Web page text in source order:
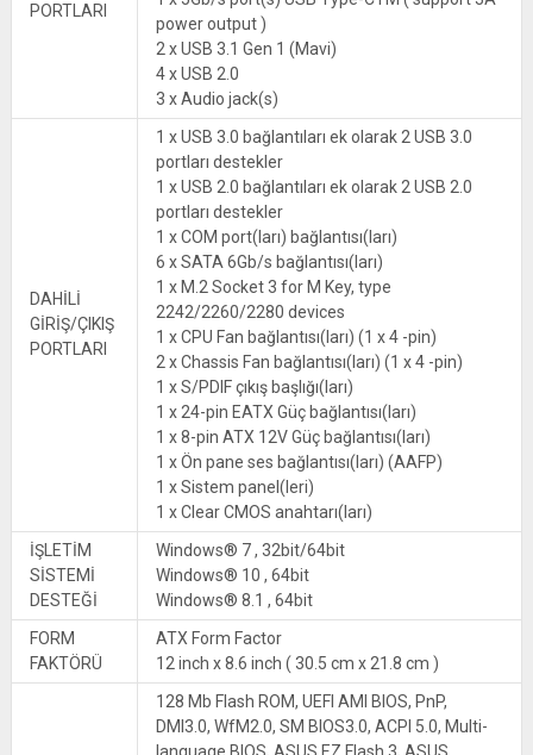
PORTLARI
power output )
2 x USB 3.1 Gen 1 (Mavi)
4 x USB 2.0
3 x Audio jack(s)
DAHİLİ
GİRİŞ/ÇIKIŞ
PORTLARI
1 x USB 3.0 bağlantıları ek olarak 2 USB 3.0
portları destekler
1 x USB 2.0 bağlantıları ek olarak 2 USB 2.0
portları destekler
1 x COM port(ları) bağlantısı(ları)
6 x SATA 6Gb/s bağlantısı(ları)
1 x M.2 Socket 3 for M Key, type
2242/2260/2280 devices
1 x CPU Fan bağlantısı(ları) (1 x 4 -pin)
2 x Chassis Fan bağlantısı(ları) (1 x 4 -pin)
1 x S/PDIF çıkış başlığı(ları)
1 x 24-pin EATX Güç bağlantısı(ları)
1 x 8-pin ATX 12V Güç bağlantısı(ları)
1 x Ön pane ses bağlantısı(ları) (AAFP)
1 x Sistem panel(leri)
1 x Clear CMOS anahtarı(ları)
İŞLETİM
SİSTEMİ
DESTEĞİ
Windows® 7 , 32bit/64bit
Windows® 10 , 64bit
Windows® 8.1 , 64bit
FORM
FAKTÖRÜ
ATX Form Factor
12 inch x 8.6 inch ( 30.5 cm x 21.8 cm )
128 Mb Flash ROM, UEFI AMI BIOS, PnP,
DMI3.0, WfM2.0, SM BIOS3.0, ACPI 5.0, Multi-
language BIOS, ASUS EZ Flash 3, ASUS